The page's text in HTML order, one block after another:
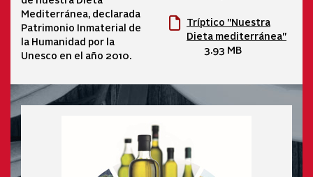
Mediterránea, declarada
Patrimonio Inmaterial de
la Humanidad por la
Unesco en el año 2010.
Tríptico "Nuestra
Dieta mediterránea"
3.93 MB